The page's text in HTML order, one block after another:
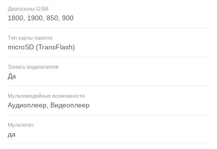
Диапазоны GSM
1800, 1900, 850, 900
Тип карты памяти
microSD (TransFlash)
Запись видеоклипов
Да
Мультимедийные возможности
Аудиоплеер, Видеоплеер
Мультитач
да